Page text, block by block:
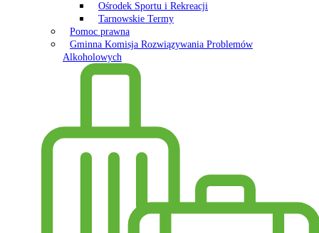
Ośrodek Sportu i Rekreacji
Tarnowskie Termy
Pomoc prawna
Gminna Komisja Rozwiązywania Problemów
Alkoholowych